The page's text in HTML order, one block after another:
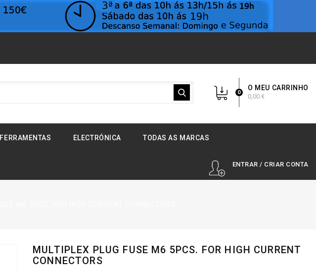
O MEU CARRINHO
0
0,00 €
FERRAMENTAS ELECTRÓNICA TODAS AS MARCAS
ENTRAR / CRIAR CONTA
MULTIPLEX PLUG FUSE M6 5PCS. FOR HIGH CURRENT
CONNECTORS